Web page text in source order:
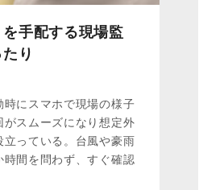
手配する現場監
り
にスマホで現場の様子
がスムーズになり想定外
っている。台風や豪雨
間を問わず、すぐ確認